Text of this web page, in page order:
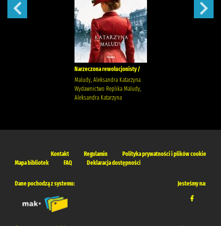
Narzeczona rewolucjonisty /
Maludy, Aleksandra Katarzyna
Wydawnictwo Replika Maludy,
Aleksandra Katarzyna
Kontakt Regulamin
Polityka prywatności i plików cookie
Mapa bibliotek
FAQ Deklaracja dostępności
Dane pochodzą z systemu: Jesteśmy na: